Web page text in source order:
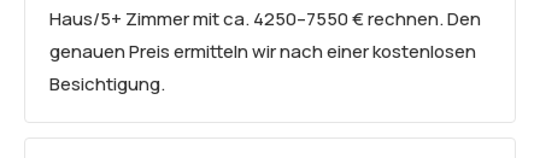
Haus/5+ Zimmer mit ca. 4250–7550 € rechnen. Den
genauen Preis ermitteln wir nach einer kostenlosen
Besichtigung.